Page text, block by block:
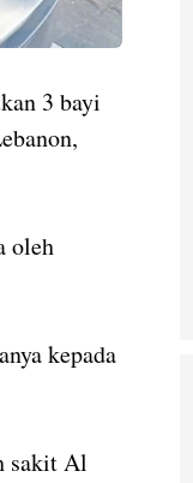
3 bayi
oleh
kepada
sakit Al